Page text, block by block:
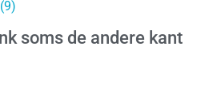
soms de andere kant